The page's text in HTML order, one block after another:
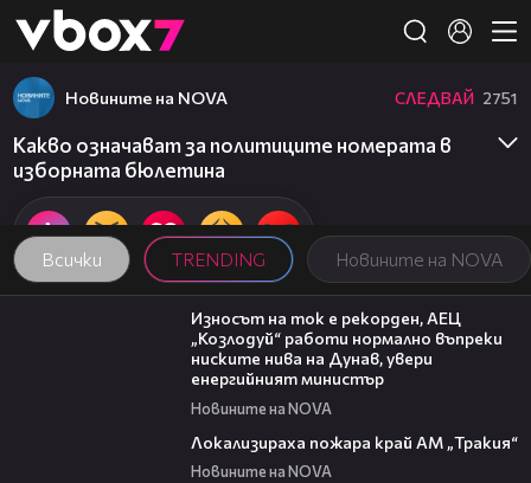
👾
Всички TRENDING Новините на NOVA
Новините на NOVA СЛЕДВАЙ 2751
Какво означават за политиците номерата в
изборната бюлетина
00:59
Износът на ток е рекорден, АЕЦ
„Козлодуй“ работи нормално въпреки
ниските нива на Дунав, увери
енергийният министър
Новините на NOVA
Локализираха пожара край АМ „Тракия“
Новините на NOVA